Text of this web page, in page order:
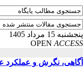
پنجشنبه 15 مرداد 1405
OPEN ACCESS
آگاهی، نگرش و عملکرد